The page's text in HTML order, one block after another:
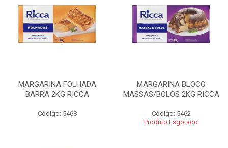
MARGARINA FOLHADA
BARRA 2KG RICCA
Código: 5468
MARGARINA BLOCO
MASSAS/BOLOS 2KG RICCA
Código: 5462
Produto Esgotado